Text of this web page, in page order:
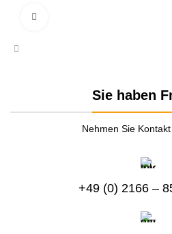
Sie haben
Nehmen Sie
+49 (0) 2166 –